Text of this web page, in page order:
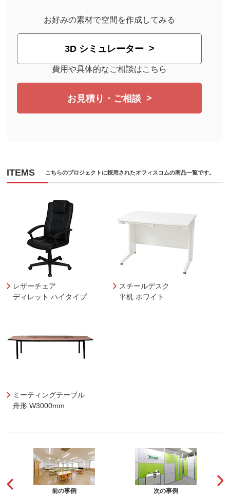
お好みの素材で空間を作成してみる
3D シミュレーター
費用や具体的なご相談はこちら
お見積り・ご相談
ITEMS こちらのプロジェクトに採用されたオフィスコムの商品一覧です。
レザーチェア
ディレット ハイタイプ
スチールデスク
平机 ホワイト
ミーティングテーブル
舟形 W3000mm
前の事例 次の事例